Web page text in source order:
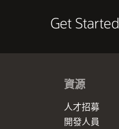
Get Started
資源
人才招募
開發人員